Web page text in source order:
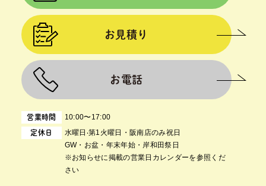
営業時間 10:00〜17:00
定休日
⽔曜⽇‧第1⽕曜⽇・阪南店のみ祝日
GW・お盆・年末年始・岸和田祭日
※お知らせに掲載の営業日カレンダーを参照くだ
さい
お見積り
お電話